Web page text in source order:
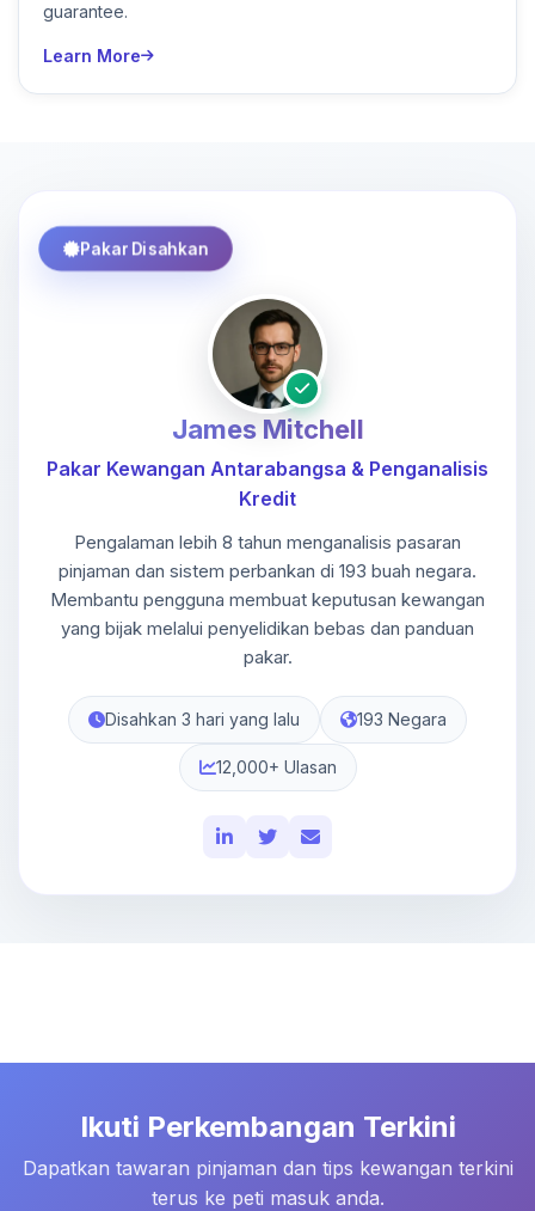
guarantee.
Learn More
Pakar Disahkan
James Mitchell
Pakar Kewangan Antarabangsa & Penganalisis
Kredit
Pengalaman lebih 8 tahun menganalisis pasaran
pinjaman dan sistem perbankan di 193 buah negara.
Membantu pengguna membuat keputusan kewangan
yang bijak melalui penyelidikan bebas dan panduan
pakar.
Disahkan 3 hari yang lalu 193 Negara
12,000+ Ulasan
Ikuti Perkembangan Terkini
Dapatkan tawaran pinjaman dan tips kewangan terkini
terus ke peti masuk anda.